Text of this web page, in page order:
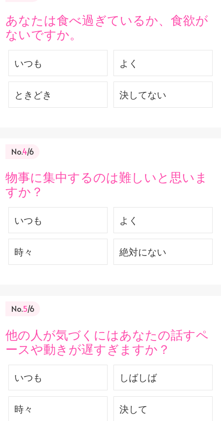
あなたは食べ過ぎているか、食欲が
ないですか。
いつも よく
ときどき 決してない
No.4/6
物事に集中するのは難しいと思いま
すか？
いつも よく
時々 絶対にない
No.5/6
他の人が気づくにはあなたの話すペ
ースや動きが遅すぎますか？
いつも しばしば
時々 決して